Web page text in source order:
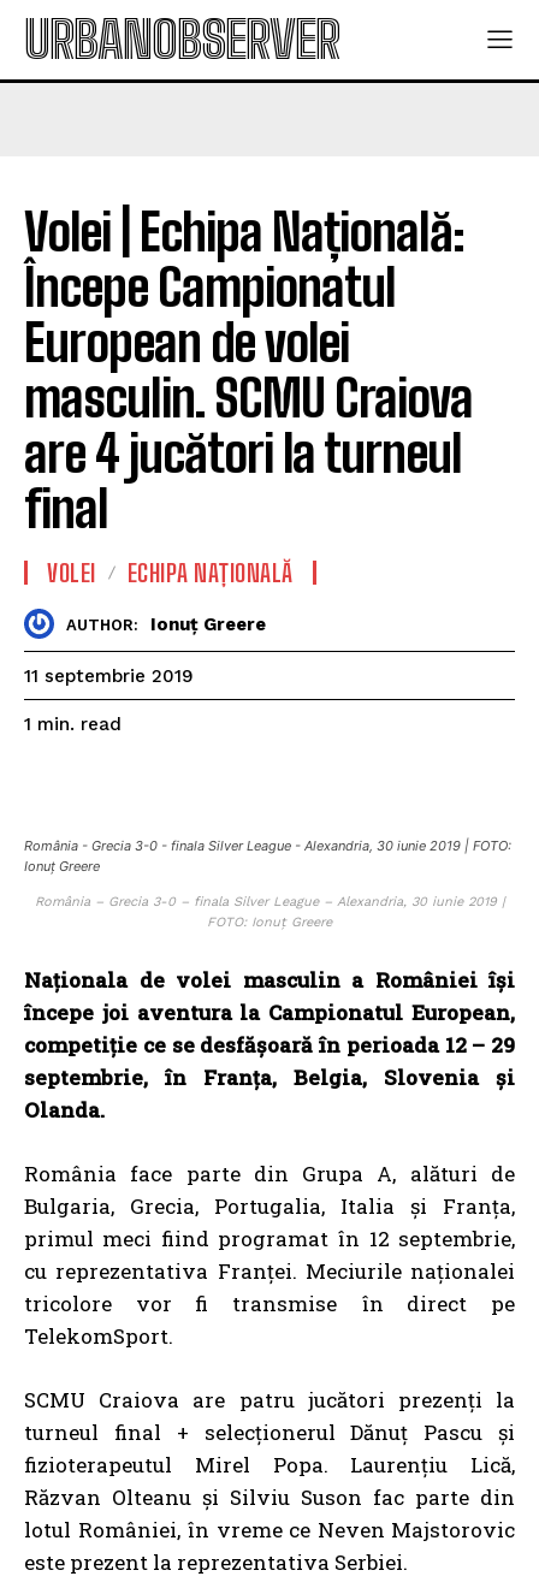
URBANOBSERVER
Volei | Echipa Națională:
Începe Campionatul
European de volei
masculin. SCMU Craiova
are 4 jucători la turneul
final
VOLEI ECHIPA NAȚIONALĂ
AUTHOR: Ionuț Greere
11 septembrie 2019
1 min. read
România - Grecia 3-0 - finala Silver League - Alexandria, 30 iunie 2019 | FOTO:
Ionuț Greere
România – Grecia 3-0 – finala Silver League – Alexandria, 30 iunie 2019 |
FOTO: Ionuț Greere
Naţionala de volei masculin a României îşi
începe joi aventura la Campionatul European,
competiţie ce se desfăşoară în perioada 12 – 29
septembrie, în Franţa, Belgia, Slovenia şi
Olanda.
România face parte din Grupa A, alături de
Bulgaria, Grecia, Portugalia, Italia şi Franţa,
primul meci fiind programat în 12 septembrie,
cu reprezentativa Franţei. Meciurile naționalei
tricolore vor fi transmise în direct pe
TelekomSport.
SCMU Craiova are patru jucători prezenți la
turneul final + selecționerul Dănuț Pascu și
fizioterapeutul Mirel Popa. Laurențiu Lică,
Răzvan Olteanu și Silviu Suson fac parte din
lotul României, în vreme ce Neven Majstorovic
este prezent la reprezentativa Serbiei.